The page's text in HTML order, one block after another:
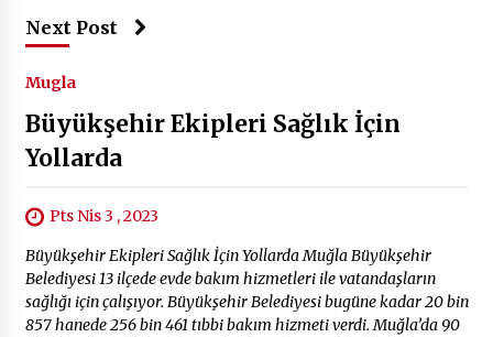
Next Post
Mugla
Büyükşehir Ekipleri Sağlık İçin
Yollarda
Pts Nis 3 , 2023
Büyükşehir Ekipleri Sağlık İçin Yollarda Muğla Büyükşehir
Belediyesi 13 ilçede evde bakım hizmetleri ile vatandaşların
sağlığı için çalışıyor. Büyükşehir Belediyesi bugüne kadar 20 bin
857 hanede 256 bin 461 tıbbi bakım hizmeti verdi. Muğla’da 90